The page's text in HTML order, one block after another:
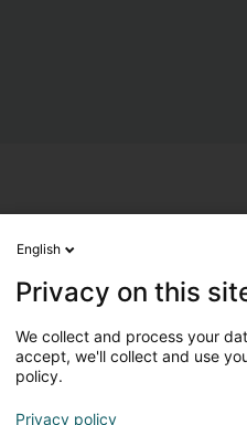
English
Privacy on this
We collect and process your
accept, we'll collect and use
policy.
Privacy policy